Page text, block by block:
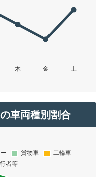
車両種別割合